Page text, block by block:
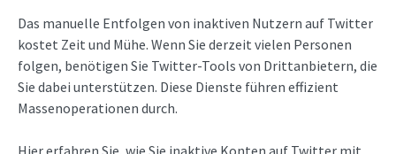
Das manuelle Entfolgen von inaktiven Nutzern auf Twitter
kostet Zeit und Mühe. Wenn Sie derzeit vielen Personen
folgen, benötigen Sie Twitter-Tools von Drittanbietern, die
Sie dabei unterstützen. Diese Dienste führen effizient
Massenoperationen durch.